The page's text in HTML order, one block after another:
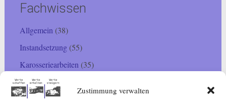
Zustimmung verwalten
Fachwissen
Allgemein (38)
Instandsetzung(55)
Karosseriearbeiten (35)
Konservierung
Reparatur(64)